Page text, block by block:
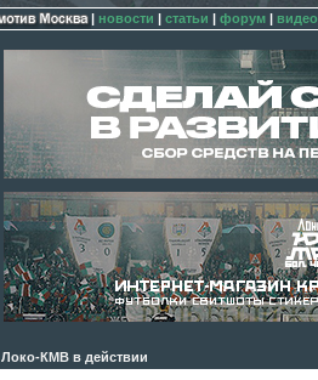
| новости | статьи | форум | видео
Локо-КМВ в действии